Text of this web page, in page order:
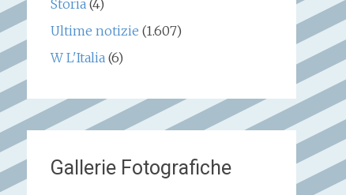
Storia(4)
Ultime notizie (1.607)
W L'Italia(6)
Gallerie Fotografiche